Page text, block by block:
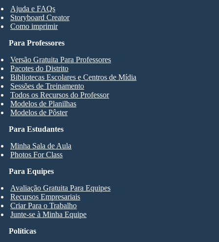
Ajuda e FAQs
Storyboard Creator
Como imprimir
Para Estudantes
Minha Sala de Aula
Photos For Class
Para Professores
Versão Gratuita Para Professores
Pacotes do Distrito
Bibliotecas Escolares e Centros de Mídia
Sessões de Treinamento
Todos os Recursos do Professor
Modelos de Planilhas
Modelos de Pôster
Para Equipes
Avaliação Gratuita Para Equipes
Recursos Empresariais
Criar Para o Trabalho
Junte-se à Minha Equipe
Políticas